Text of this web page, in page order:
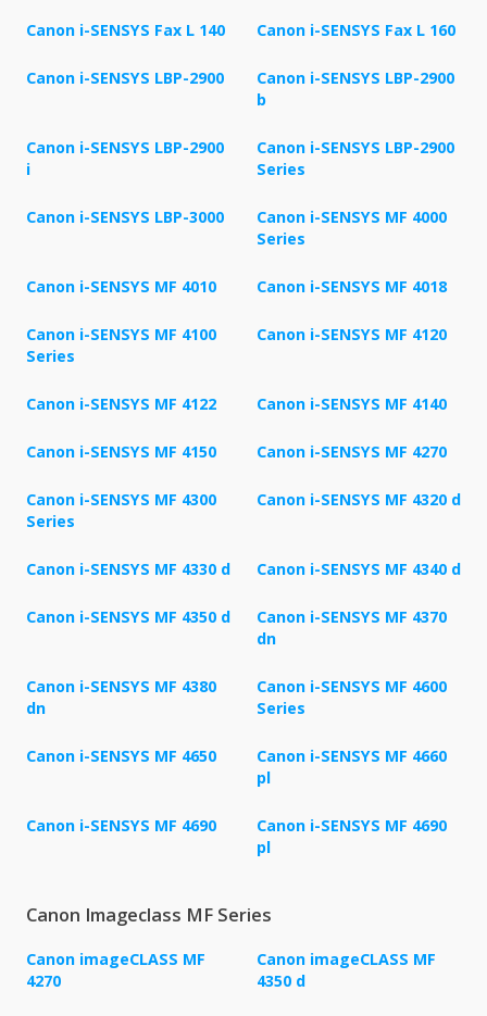
Canon i-SENSYS Fax L 140 Canon i-SENSYS Fax L 160
Canon i-SENSYS LBP-2900
Canon i-SENSYS LBP-2900
b
Canon i-SENSYS LBP-2900
i
Canon i-SENSYS LBP-2900
Series
Canon i-SENSYS LBP-3000
Canon i-SENSYS MF 4000
Series
Canon i-SENSYS MF 4010 Canon i-SENSYS MF 4018
Canon i-SENSYS MF 4100
Series
Canon i-SENSYS MF 4120
Canon i-SENSYS MF 4122 Canon i-SENSYS MF 4140
Canon i-SENSYS MF 4150 Canon i-SENSYS MF 4270
Canon i-SENSYS MF 4300
Series
Canon i-SENSYS MF 4320 d
Canon i-SENSYS MF 4330 d Canon i-SENSYS MF 4340 d
Canon i-SENSYS MF 4350 d
Canon i-SENSYS MF 4370
dn
Canon i-SENSYS MF 4380
dn
Canon i-SENSYS MF 4600
Series
Canon i-SENSYS MF 4650
Canon i-SENSYS MF 4660
pl
Canon i-SENSYS MF 4690
Canon i-SENSYS MF 4690
pl
Canon Imageclass MF Series
Canon imageCLASS MF
4270
Canon imageCLASS MF
4350 d